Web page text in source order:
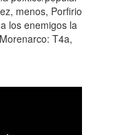
menos, Porfirio
los enemigos la
T4a,